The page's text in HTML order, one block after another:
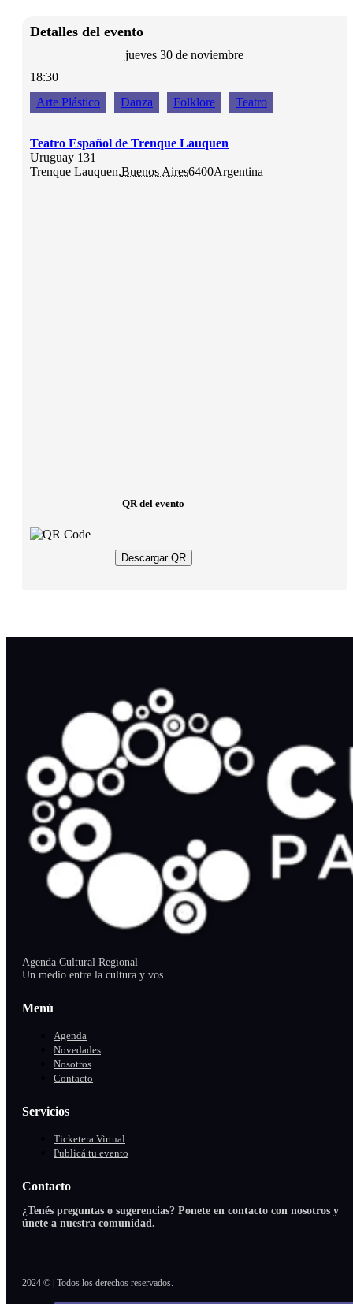
Detalles del evento
jueves 30 de noviembre
18:30
Arte Plástico
Danza Folklore Teatro
Teatro Español de Trenque Lauquen
Uruguay 131
Trenque Lauquen,Buenos Aires6400Argentina
QR del evento
Descargar QR
Agenda Cultural Regional
Un medio entre la cultura y vos
Menú
Agenda
Novedades
Nosotros
Contacto
Servicios
Ticketera Virtual
Publicá tu evento
Contacto
¿Tenés preguntas o sugerencias? Ponete en contacto con nosotros y
únete a nuestra comunidad.
2024 © | Todos los derechos reservados.